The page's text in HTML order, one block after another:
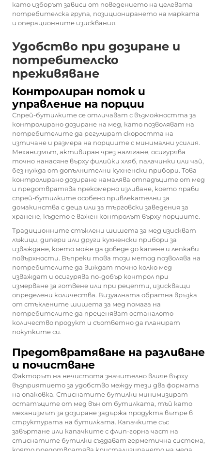
като изборът зависи от поведението на целевата
потребителска група, позиционирането на марката
и операционните изисквания.
Удобство при дозиране и
потребителско
преживяване
Контролиран поток и
управление на порции
Спрей-бутилките се отличават с възможността за
контролирано дозиране на мед, като позволяват на
потребителите да регулират скоростта на
изтичане и размера на порциите с минимални усилия.
Механизмът, активиран чрез налягане, осигурява
точно нанасяне върху филийки хляб, палачинки или чай,
без нужда от допълнителни кухненски прибори. Това
контролирано дозиране намалява отпадъците от мед
и предотвратява прекомерно изливане, което прави
спрей-бутилките особено привлекателни за
домакинства с деца или за търговски заведения за
хранене, където е важен контролът върху порциите.
Традиционните стъклени шишета за мед изискват
лъжици, дипери или други кухненски прибори за
изваждане, което може да доведе до капене и лепкави
повърхности. Въпреки това този метод позволява на
потребителите да виждат точно колко мед
изваждат и осигурява по-добър контрол при
измерване за готвене или при рецепти, изискващи
определени количества. Визуалната обратна връзка
от стъклените шишета за мед помага на
потребителите да преценяват останалото
количество продукт и съответно да планират
покупките си.
Предотвратяване на разливане
и почистване
Факторът на нечистота значително влияе върху
възприятието за удобство между тези два формата
на опаковка. Стиснатите бутилки минимизират
остатъците от мед вън от бутилката, тъй като
механизмът за дозиране задържа продукта вътре в
структурата на бутилката. Капачките със
завъртане или капачките с флип-горна част на
стиснатите бутилки създават герметична система,